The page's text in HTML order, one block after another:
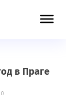
в Праге